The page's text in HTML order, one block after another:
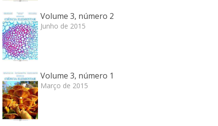
Volume 3, número 2
Junho de 2015
Volume 3, número 1
Março de 2015